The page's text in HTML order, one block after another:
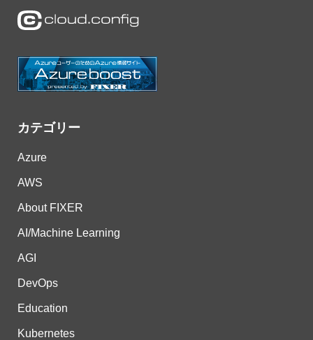
カテゴリー
Azure
AWS
About FIXER
AI/Machine Learning
AGI
DevOps
Education
Kubernetes